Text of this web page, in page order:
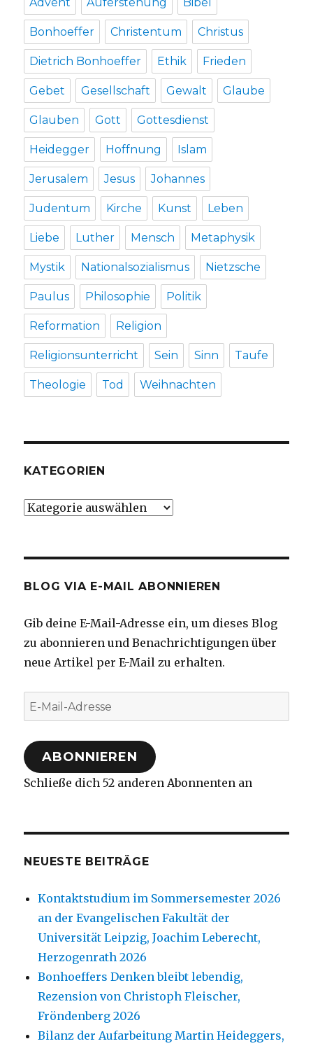
Bonhoeffer Christentum Christus
Dietrich Bonhoeffer Ethik Frieden
Gebet Gesellschaft Gewalt Glaube
Glauben Gott Gottesdienst
Heidegger Hoffnung Islam
Jerusalem Jesus Johannes
Judentum Kirche Kunst Leben
Liebe Luther Mensch Metaphysik
Mystik Nationalsozialismus Nietzsche
Paulus Philosophie Politik
Reformation Religion
Religionsunterricht Sein Sinn Taufe
Theologie Tod Weihnachten
KATEGORIEN
Kategorien
BLOG VIA E-MAIL ABONNIEREN
Gib deine E-Mail-Adresse ein, um dieses Blog
zu abonnieren und Benachrichtigungen über
neue Artikel per E-Mail zu erhalten.
E-
Mail-
Adresse
ABONNIEREN
Schließe dich 52 anderen Abonnenten an
NEUESTE BEITRÄGE
Kontaktstudium im Sommersemester 2026
an der Evangelischen Fakultät der
Universität Leipzig, Joachim Leberecht,
Herzogenrath 2026
Bonhoeffers Denken bleibt lebendig,
Rezension von Christoph Fleischer,
Fröndenberg 2026
Bilanz der Aufarbeitung Martin Heideggers,